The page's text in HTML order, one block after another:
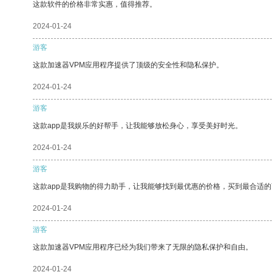
这款软件的价格非常实惠，值得推荐。
2024-01-24
游客
这款加速器VPM应用程序提供了顶级的安全性和隐私保护。
2024-01-24
游客
这款app是我娱乐的好帮手，让我能够放松身心，享受美好时光。
2024-01-24
游客
这款app是我购物的得力助手，让我能够找到最优惠的价格，买到最合适
2024-01-24
游客
这款加速器VPM应用程序已经为我们带来了无限的隐私保护和自由。
2024-01-24